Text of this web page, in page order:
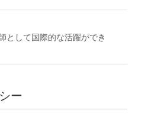
として国際的な活躍ができ
ー